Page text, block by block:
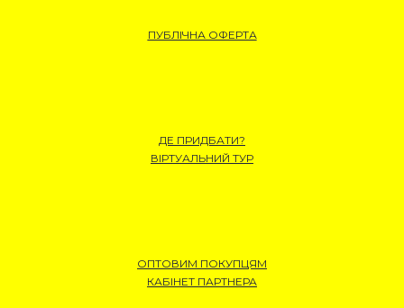
ПУБЛІЧНА ОФЕРТА
ДЕ ПРИДБАТИ?
ВІРТУАЛЬНИЙ ТУР
ОПТОВИМ ПОКУПЦЯМ
КАБІНЕТ ПАРТНЕРА